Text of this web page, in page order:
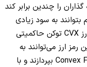
را چندین برابر کند
بتوانند به سود زیادی
دست پیدا کنند. همچنین از آنجایی که ارز CVX توکن حاکمیتی
ارز می‌توانند به
این توکن در پلتفرم Convex Finance بپردازند و با